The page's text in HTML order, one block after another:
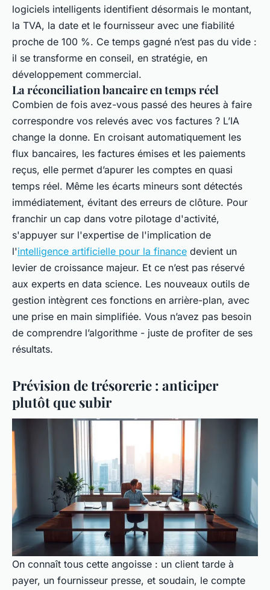
logiciels intelligents identifient désormais le montant,
la TVA, la date et le fournisseur avec une fiabilité
proche de 100 %. Ce temps gagné n’est pas du vide :
il se transforme en conseil, en stratégie, en
développement commercial.
La réconciliation bancaire en temps réel
Combien de fois avez-vous passé des heures à faire
correspondre vos relevés avec vos factures ? L’IA
change la donne. En croisant automatiquement les
flux bancaires, les factures émises et les paiements
reçus, elle permet d’apurer les comptes en quasi
temps réel. Même les écarts mineurs sont détectés
immédiatement, évitant des erreurs de clôture. Pour
franchir un cap dans votre pilotage d'activité,
s'appuyer sur l'expertise de l'implication de
l'intelligence artificielle pour la finance devient un
levier de croissance majeur. Et ce n’est pas réservé
aux experts en data science. Les nouveaux outils de
gestion intègrent ces fonctions en arrière-plan, avec
une prise en main simplifiée. Vous n’avez pas besoin
de comprendre l’algorithme - juste de profiter de ses
résultats.
Prévision de trésorerie : anticiper
plutôt que subir
On connaît tous cette angoisse : un client tarde à
payer, un fournisseur presse, et soudain, le compte